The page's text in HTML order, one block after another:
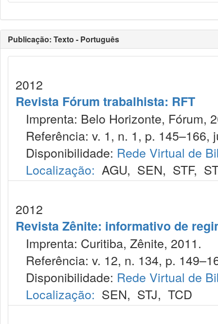
Publicação: Texto - Português
2012
Revista Fórum trabalhista: RFT
Imprenta: Belo Horizonte, Fórum,
Referência: v. 1, n. 1, p. 145–166,
Disponibilidade: Rede Virtual de
Localização: AGU, SEN, STF,
2012
Revista Zênite: informativo de
Imprenta: Curitiba, Zênite, 2011.
Referência: v. 12, n. 134, p.
Disponibilidade: Rede Virtual de
Localização: SEN, STJ, TCD